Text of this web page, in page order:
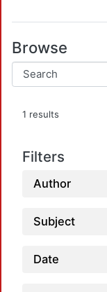
Browse
1 results
Filters
Author
Subject
Date